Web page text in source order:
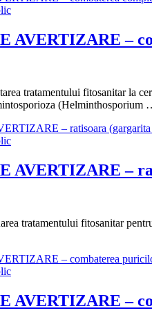
AVERTIZARE –
tratamentului fitosanitar la
(Helminthosporium
AVERTIZARE –
tratamentului fitosanitar
AVERTIZARE –